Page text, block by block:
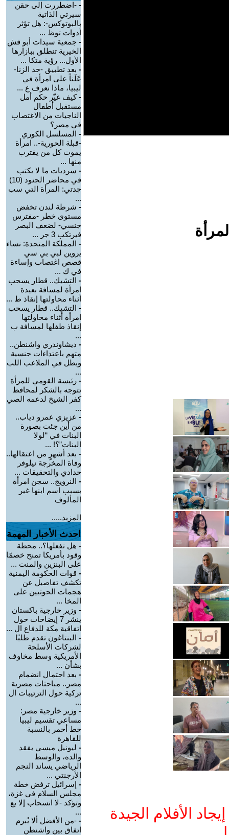
الأفلام الجيدة
- -اضطررت إلى حقن
سيرتي الذاتية
بالبوتوكس-: هل تؤثر
أدوات توظ ...
- جمعية سيدات أبو قش
الخيرية تنطلق ببازارها
الأول... رؤية متكا ...
- بعد تطبيق -حد الزنا-
عَلَناً على امرأة في
ليبيا، ماذا نعرف ع ...
-كيف غيّر حكم أمل
مستقبل أطفال
الناجيات من الاغتصاب
في مصر؟
- المسلسل الكوري
-قبلة الحورية-.. امرأة
يموت كل من يقترب
منها ...
- سرديات ما لا يكتب
في محاضر الجنود (10)
جدتي: المرأة التي سب
...
- شرطة لندن تخفض
مستوى خطر -مفترس
جنسي- لضعف البصر
فيرتكب 3 جر ...
- المملكة المتحدة: نساء
يروين لبي بي سي
قصص اغتصاب وإساءة
في ك ...
- التشيك.. قطار يسحب
امرأة لمسافة بعيدة
أثناء محاولتها إنقاذ ط ...
- التشيك.. قطار يسحب
امرأة أثناء محاولتها
إنقاذ طفلها لمسافة ب
...
- ديشاوندري واشنطن..
متهم باعتداءات جنسية
وبطل في الملاعب اللب
...
- رئيسة القومي للمرأة
تتوجه بالشكر لمحافظ
كفر الشيخ لدعمه الصي
...
- عزيزي عمرو دياب..
من أين جئت بصورة
البنات في “لولا
البنات”؟! ...
- بعد أشهرٍ من اعتقالها..
وفاة المخرجة نيلوفر
حدادي والتحقيقات ...
- النرويج.. سجن امرأة
بسبب اسم ابنها غير
المألوف
المزيد.....
احدث الأخبار المهمة
- هل تفعلها؟.. محطة
وقود بأمريكا تمنح خصمًا
على البنزين والمنت ...
- قوات الحكومة اليمنية
تكشف تفاصيل عن
هجمات الحوثيين على
المخا ...
- وزير خارجية باكستان
ينشر 7 إيضاحات حول
اتفاقية مكة للدفاع ال ...
- البنتاغون تقدم طلبًا
لشركات الأسلحة
الأمريكية وسط مخاوف
بشأن ...
- بعد احتمال انضمام
مصر.. مباحثات مصرية
تركية حول الترتيبات ال
...
- وزير خارجية مصر:
مساعي تقسيم ليبيا
خط أحمر بالنسبة
للقاهرة
- ليونيل ميسي يفقد
والده، والوسط
الرياضي يساند النجم
الأرجنتي ...
- إسرائيل ترفض خطة
مجلس السلام في غزة،
وتؤكد -لا انسحاب إلا بع
...
- -من الأفضل ألا يُبرم
اتفاق بين واشنطن